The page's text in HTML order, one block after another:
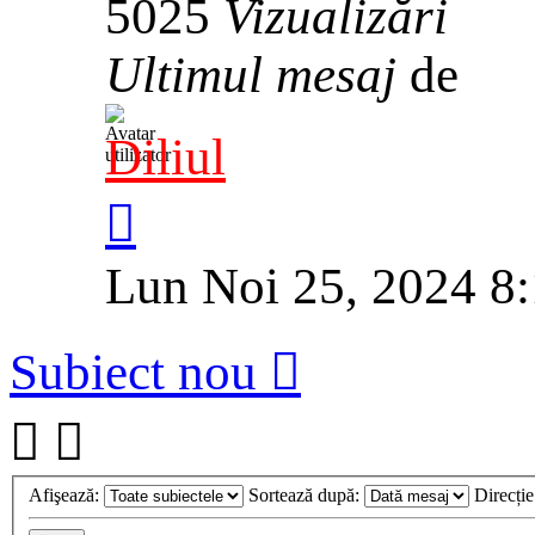
5025 Vizualizări
Ultimul mesaj de
Diliul
Lun Noi 25, 2024
Subiect nou
Afişează: Sortează după: